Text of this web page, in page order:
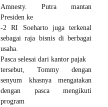
Amnesty. Putra mantan
Presiden ke
-2 RI Soeharto juga terkenal
sebagai raja bisnis di berbagai
usaha.
Pasca selesai dari kantor pajak
tersebut, Tommy dengan
senyum khasnya mengatakan
dengan pasca mengikuti
program